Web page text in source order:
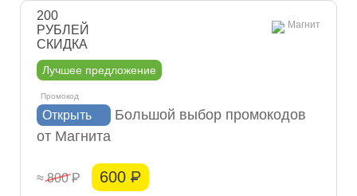
Магнит
200
РУБЛЕЙ
СКИДКА
Лучшее предложение
Открыть
Большой выбор промокодов
от Магнита
≈ 800Р 600 Р